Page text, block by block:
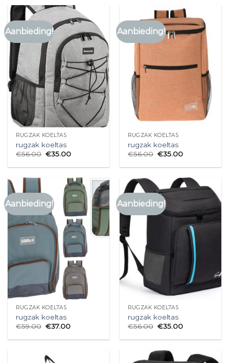
Aanbieding!
RUGZAK KOELTAS
rugzak koeltas
€56.00 €35.00
Aanbieding!
RUGZAK KOELTAS
rugzak koeltas
€56.00 €35.00
Aanbieding!
RUGZAK KOELTAS
rugzak koeltas
€59.00 €37.00
Aanbieding!
RUGZAK KOELTAS
rugzak koeltas
€56.00 €35.00